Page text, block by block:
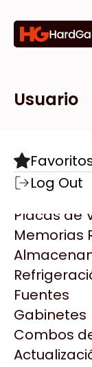
Componentes
Placas de
Memorias
Fuentes
Gabinetes
Combos
Marcas
Todas las
AMD
AULA
Acer
Adata
AeroCool
Antec
Arkham
Asrock
Tiendas
Usuario
Log Out